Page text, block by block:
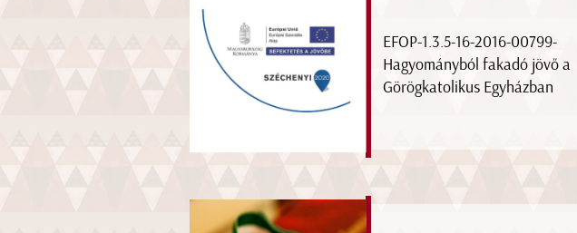
EFOP-1.3.5-16-2016-00799-
Hagyományból fakadó jövő a
Görögkatolikus Egyházban